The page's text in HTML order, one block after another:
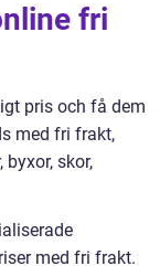
fri
pris och få dem
med fri frakt,
skor,
med fri frakt.